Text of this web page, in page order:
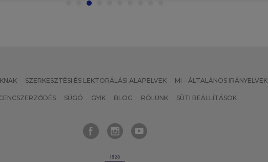
SZERKESZTÉSI ÉS LEKTORÁLÁSI ALAPELVEK MI – ÁLTALÁNOS IRÁNYELVEK
SÚGÓ GYIK BLOG RÓLUNK SÜTI BEÁLLÍTÁSOK